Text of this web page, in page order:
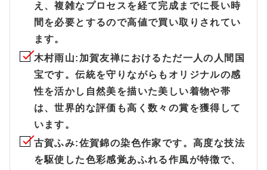
え、複雑なプロセスを経て完成までに長い時
間を必要とするので高値で買い取りされてい
ます。
木村雨山:加賀友禅におけるただ一人の人間国
宝です。伝統を守りながらもオリジナルの感
性を活かし自然美を描いた美しい着物や帯
は、世界的な評価も高く数々の賞を獲得して
います。
古賀ふみ:佐賀錦の染色作家です。高度な技法
を駆使した色彩感覚あふれる作風が特徴で、